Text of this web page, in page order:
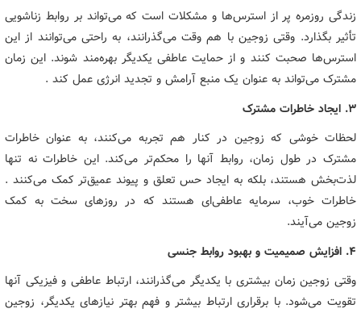
زندگی روزمره پر از استرس‌ها و مشکلات است که می‌تواند بر روابط زناشویی
تأثیر بگذارد. وقتی زوجین با هم وقت می‌گذرانند، به راحتی می‌توانند از این
استرس‌ها صحبت کنند و از حمایت عاطفی یکدیگر بهره‌مند شوند. این زمان
مشترک می‌تواند به عنوان یک منبع آرامش و تجدید انرژی عمل کند .
۳. ایجاد خاطرات مشترک
لحظات خوشی که زوجین در کنار هم تجربه می‌کنند، به عنوان خاطرات
مشترک در طول زمان، روابط آنها را محکم‌تر می‌کند. این خاطرات نه تنها
لذت‌بخش هستند، بلکه به ایجاد حس تعلق و پیوند عمیق‌تر کمک می‌کنند .
خاطرات خوب، سرمایه عاطفی‌ای هستند که در روزهای سخت به کمک
زوجین می‌آیند.
۴. افزایش صمیمیت و بهبود روابط جنسی
وقتی زوجین زمان بیشتری با یکدیگر می‌گذرانند، ارتباط عاطفی و فیزیکی آنها
تقویت می‌شود. با برقراری ارتباط بیشتر و فهم بهتر نیازهای یکدیگر، زوجین